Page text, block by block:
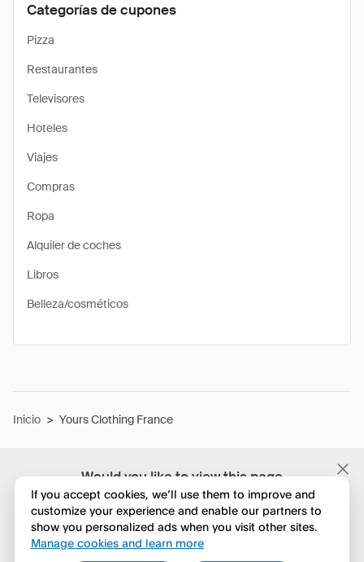
Would you like to view this page
in English?
No, seguir navegando
Categorías de cupones
Pizza
Restaurantes
Televisores
Hoteles
Viajes
Compras
Ropa
Alquiler de coches
Libros
Belleza/cosméticos
Inicio > Yours Clothing France
If you accept cookies, we’ll use them to improve and
customize your experience and enable our partners to
show you personalized ads when you visit other sites.
Manage cookies and learn more